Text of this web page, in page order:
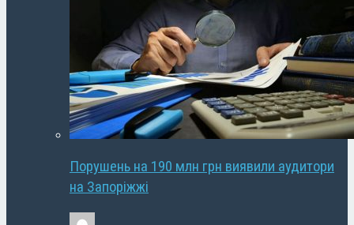
Порушень на 190 млн грн виявили аудитори
на Запоріжжі